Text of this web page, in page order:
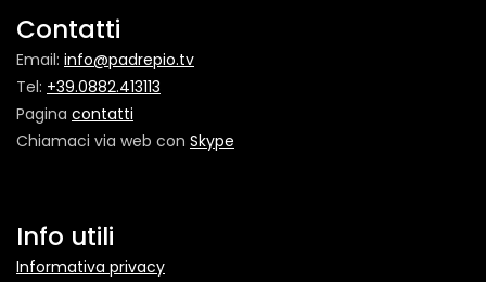
Contatti
Email: info@padrepio.tv
Tel: +39.0882.413113
Pagina contatti
Chiamaci via web con Skype
Info utili
Informativa privacy